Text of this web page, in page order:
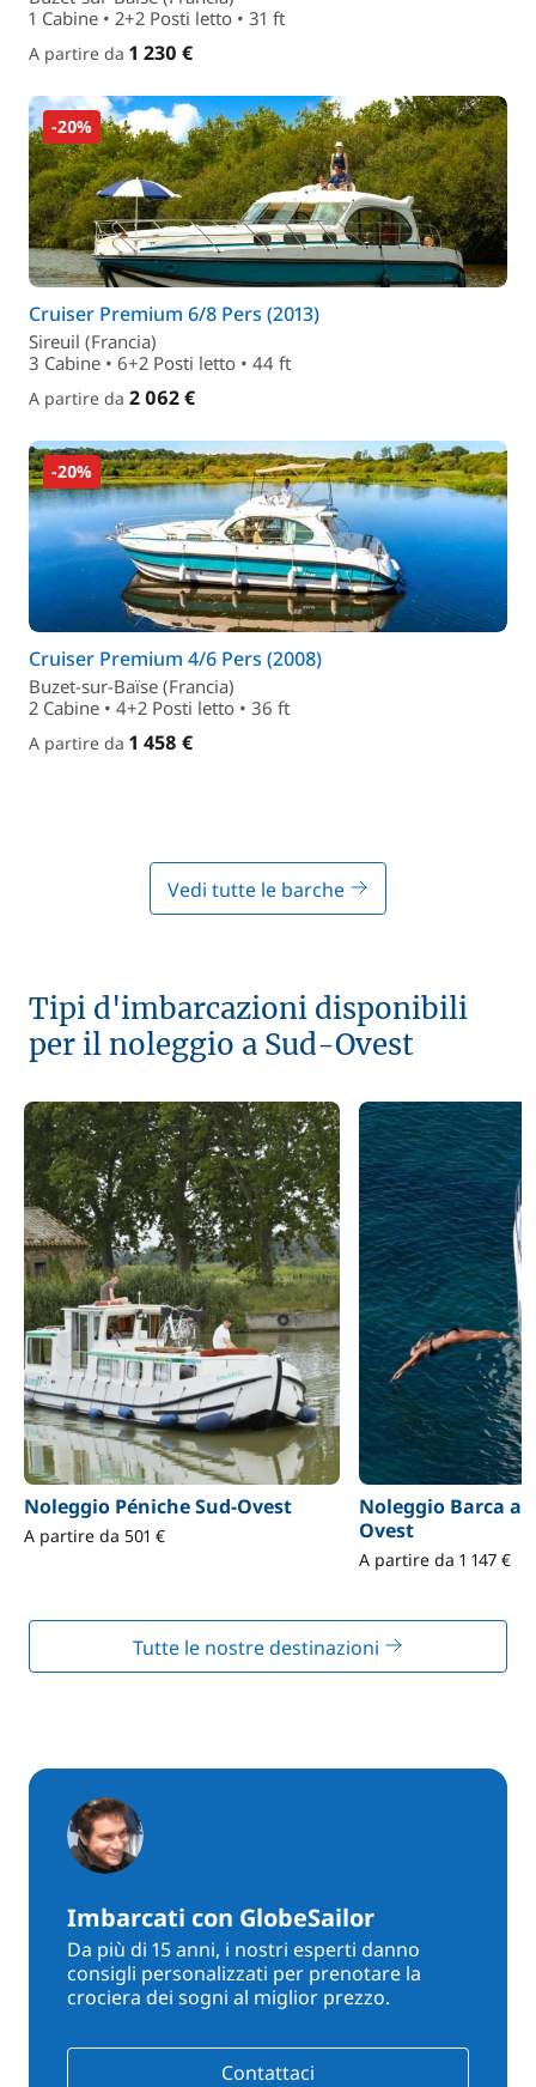
1 Cabine • 2+2 Posti letto • 31 ft
A partire da 1 230 €
-20%
Cruiser Premium 6/8 Pers (2013)
Sireuil (Francia)
3 Cabine • 6+2 Posti letto • 44 ft
A partire da 2 062 €
-20%
Cruiser Premium 4/6 Pers (2008)
Buzet-sur-Baïse (Francia)
2 Cabine • 4+2 Posti letto • 36 ft
A partire da 1 458 €
Vedi tutte le barche
Tipi d'imbarcazioni disponibili
per il noleggio a Sud-Ovest
Noleggio Péniche Sud-Ovest
A partire da 501 €
Noleggio Barca a
Ovest
A partire da 1 147 €
Tutte le nostre destinazioni
Imbarcati con GlobeSailor
Da più di 15 anni, i nostri esperti danno
consigli personalizzati per prenotare la
crociera dei sogni al miglior prezzo.
Contattaci